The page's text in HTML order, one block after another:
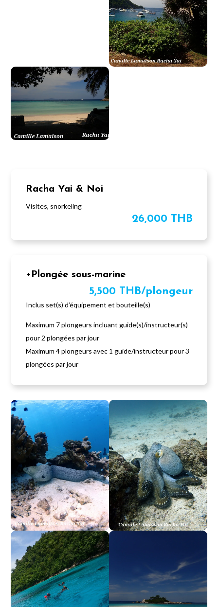
Racha Yai & Noi
Visites, snorkeling
26,000 THB
+Plongée sous-marine
5,500 THB/plongeur
Inclus set(s) d’équipement et bouteille(s)
Maximum 7 plongeurs incluant guide(s)/instructeur(s)
pour 2 plongées par jour
Maximum 4 plongeurs avec 1 guide/instructeur pour 3
plongées par jour